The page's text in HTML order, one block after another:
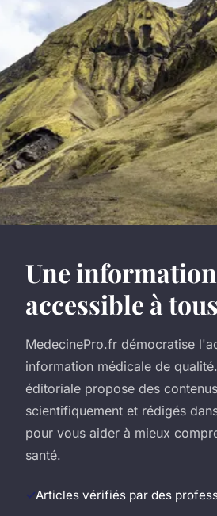
Une
accessible à tous
MedecinePro.fr démocratise
information médicale de
éditoriale propose des
scientifiquement et rédigés
pour vous aider à mieux
santé.
Articles vérifiés par des